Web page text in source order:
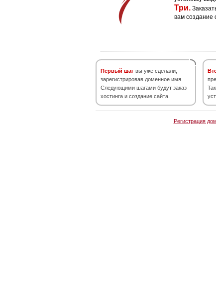
Три.
вам создание
Первый шаг вы уже сделали,
зарегистрировав доменное имя.
Следующими шагами будут заказ
хостинга и создание сайта.
Регистрация